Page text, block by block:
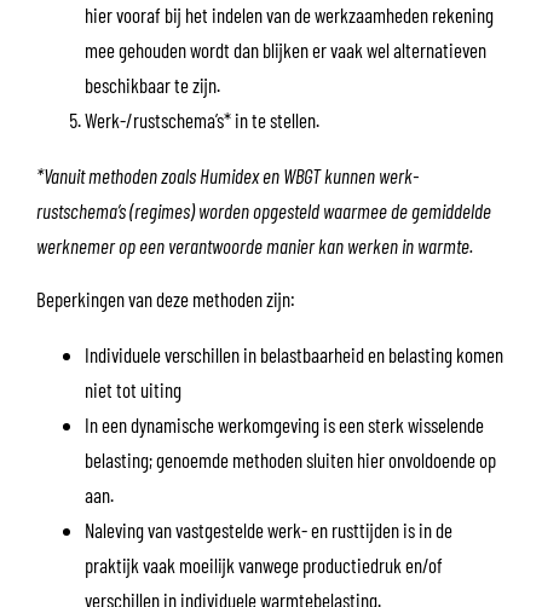
hier vooraf bij het indelen van de werkzaamheden rekening
mee gehouden wordt dan blijken er vaak wel alternatieven
beschikbaar te zijn.
Werk-/rustschema’s* in te stellen.
*Vanuit methoden zoals Humidex en WBGT kunnen werk-
rustschema’s (regimes) worden opgesteld waarmee de gemiddelde
werknemer op een verantwoorde manier kan werken in warmte.
Beperkingen van deze methoden zijn:
Individuele verschillen in belastbaarheid en belasting komen
niet tot uiting
In een dynamische werkomgeving is een sterk wisselende
belasting; genoemde methoden sluiten hier onvoldoende op
aan.
Naleving van vastgestelde werk- en rusttijden is in de
praktijk vaak moeilijk vanwege productiedruk en/of
verschillen in individuele warmtebelasting.